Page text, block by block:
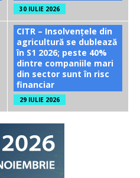
30 IULIE 2026
CITR – Insolvențele din
agricultură se dublează
în S1 2026; peste 40%
dintre companiile mari
din sector sunt în risc
financiar
29 IULIE 2026